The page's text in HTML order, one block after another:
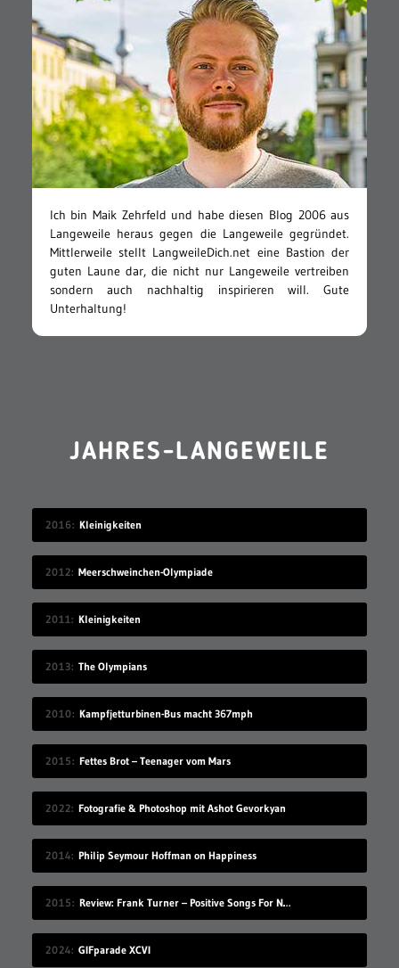
Ich bin Maik Zehrfeld und habe diesen Blog 2006 aus
Langeweile heraus gegen die Langeweile gegründet.
Mittlerweile stellt LangweileDich.net eine Bastion der
guten Laune dar, die nicht nur Langeweile vertreiben
sondern auch nachhaltig inspirieren will. Gute
Unterhaltung!
JAHRES-LANGEWEILE
2016 Kleinigkeiten
2012 Meerschweinchen-Olympiade
2011 Kleinigkeiten
2013 The Olympians
2010 Kampfjetturbinen-Bus macht 367mph
2015 Fettes Brot – Teenager vom Mars
2022 Fotografie & Photoshop mit Ashot Gevorkyan
2014 Philip Seymour Hoffman on Happiness
2015 Review: Frank Turner – Positive Songs For Negative People
2024 GIFparade XCVI